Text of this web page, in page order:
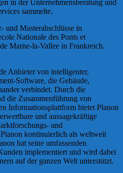
in der Unternehmensberatung und
sammelte.
und Masterabschlüsse in
Nationale des Ponts et
Marne-la-Vallee in Frankreich.
Anbieter von intelligenter,
Software, die Gebäude,
verbindet. Durch die
die Zusammenführung von
Informationsplattform bietet Planon
und aussagekräftige
und
kontinuierlich als weltweit
hat seine umfassenden
implementiert und wird dabei
auf der ganzen Welt unterstützt.